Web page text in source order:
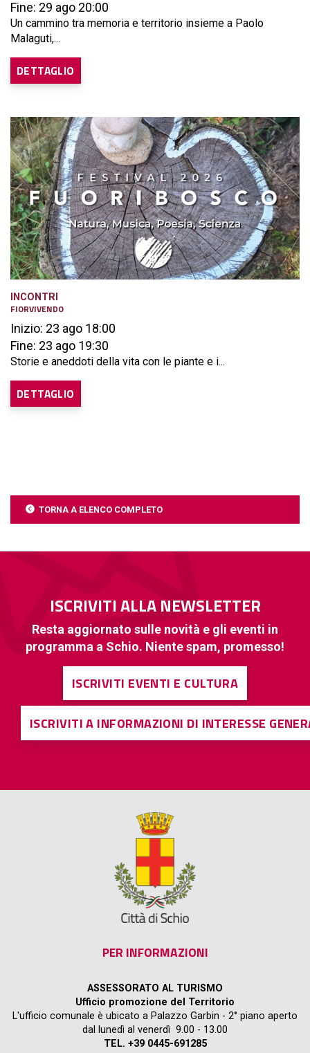
Fine: 29 ago 20:00
Un cammino tra memoria e territorio insieme a Paolo
Malaguti,...
DETTAGLIO
INCONTRI
FIORVIVENDO
Inizio: 23 ago 18:00
Fine: 23 ago 19:30
Storie e aneddoti della vita con le piante e i...
DETTAGLIO
TORNA A ELENCO COMPLETO
ISCRIVITI ALLA NEWSLETTER
Resta aggiornato sulle novità e gli eventi in
programma a Schio. Niente spam, promesso!
ISCRIVITI EVENTI E CULTURA
ISCRIVITI A INFORMAZIONI DI INTERESSE
PER INFORMAZIONI
ASSESSORATO AL TURISMO
Ufficio promozione del Territorio
L'ufficio comunale è ubicato a Palazzo Garbin - 2° piano aperto
dal lunedì al venerdì 9.00 - 13.00
TEL. +39 0445-691285